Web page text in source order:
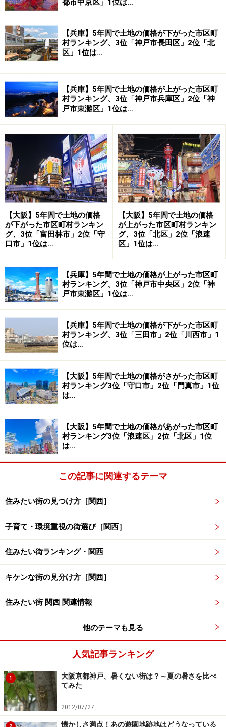
都市中京区」1位は…
【兵庫】5年間で土地の価格が下がった市区町
村ランキング、3位「神戸市長田区」2位「北
区」1位は…
【兵庫】5年間で土地の価格が上がった市区町
村ランキング、3位「神戸市兵庫区」2位「神
戸市東灘区」1位は…
【大阪】5年間で土地の価格
が下がった市区町村ランキン
グ、3位「富田林市」2位「守
口市」1位は…
【大阪】5年間で土地の価格
が上がった市区町村ランキン
グ、3位「北区」2位「浪速
区」1位は…
【兵庫】5年間で土地の価格が上がった市区町
村ランキング、3位「神戸市中央区」2位「神
戸市東灘区」1位は…
【兵庫】5年間で土地の価格が下がった市区町
村ランキング、3位「三田市」2位「川西市」1
位は…
【大阪】5年間で土地の価格がさがった市区町
村ランキング3位「守口市」2位「門真市」1位
は…
【大阪】5年間で土地の価格があがった市区町
村ランキング3位「浪速区」2位「北区」1位
は…
この記事に関連するテーマ
住みたい街の見つけ方［関西］
子育て・環境重視の街選び［関西］
住みたい街ランキング・関西
キケンな街の見分け方［関西］
住みたい街 関西 関連情報
他のテーマも見る
人気記事ランキング
1
大阪京都神戸、暑くない街は？～夏の暑さを比べ
てみた
2012/07/27
懐かしさ満点！あの遊園地跡地はどうなっている